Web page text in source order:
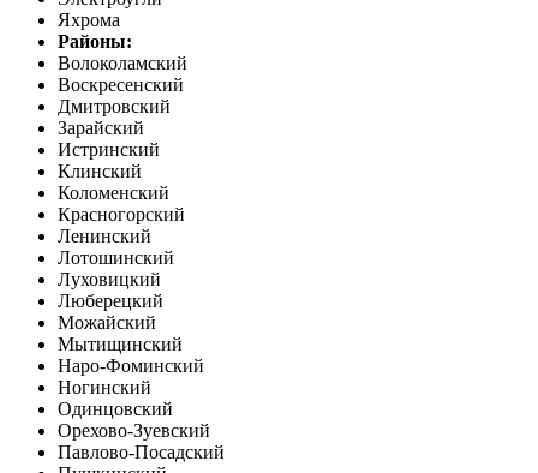
Яхрома
Районы:
Волоколамский
Воскресенский
Дмитровский
Зарайский
Истринский
Клинский
Коломенский
Красногорский
Ленинский
Лотошинский
Луховицкий
Люберецкий
Можайский
Мытищинский
Наро-Фоминский
Ногинский
Одинцовский
Орехово-Зуевский
Павлово-Посадский